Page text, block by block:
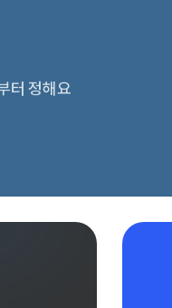
터 정해요